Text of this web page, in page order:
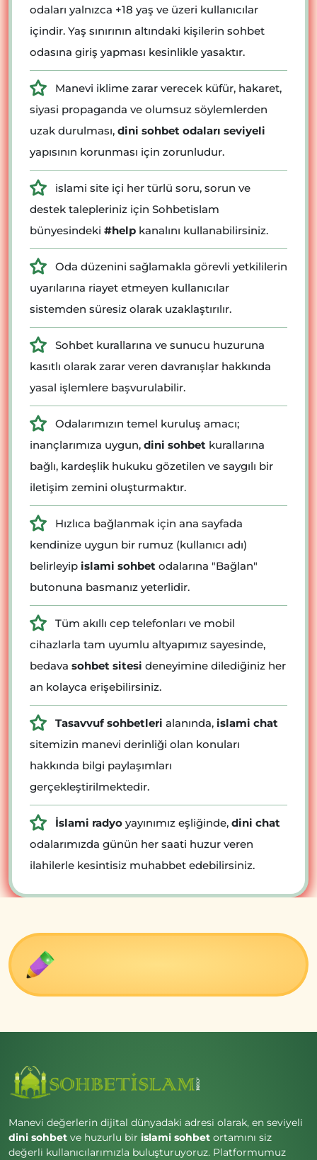
odaları yalnızca +18 yaş ve üzeri kullanıcılar
içindir. Yaş sınırının altındaki kişilerin sohbet
odasına giriş yapması kesinlikle yasaktır.
Manevi iklime zarar verecek küfür, hakaret,
siyasi propaganda ve olumsuz söylemlerden
uzak durulması, dini sohbet odaları seviyeli
yapısının korunması için zorunludur.
islami site içi her türlü soru, sorun ve
destek talepleriniz için Sohbetislam
bünyesindeki #help kanalını kullanabilirsiniz.
Oda düzenini sağlamakla görevli yetkililerin
uyarılarına riayet etmeyen kullanıcılar
sistemden süresiz olarak uzaklaştırılır.
Sohbet kurallarına ve sunucu huzuruna
kasıtlı olarak zarar veren davranışlar hakkında
yasal işlemlere başvurulabilir.
Odalarımızın temel kuruluş amacı;
inançlarımıza uygun, dini sohbet kurallarına
bağlı, kardeşlik hukuku gözetilen ve saygılı bir
iletişim zemini oluşturmaktır.
Hızlıca bağlanmak için ana sayfada
kendinize uygun bir rumuz (kullanıcı adı)
belirleyip islami sohbet odalarına "Bağlan"
butonuna basmanız yeterlidir.
Tüm akıllı cep telefonları ve mobil
cihazlarla tam uyumlu altyapımız sayesinde,
bedava sohbet sitesi deneyimine dilediğiniz her
an kolayca erişebilirsiniz.
Tasavvuf sohbetleri alanında, islami chat
sitemizin manevi derinliği olan konuları
hakkında bilgi paylaşımları
gerçekleştirilmektedir.
İslami radyo yayınımız eşliğinde, dini chat
odalarımızda günün her saati huzur veren
ilahilerle kesintisiz muhabbet edebilirsiniz.
Manevi değerlerin dijital dünyadaki adresi olarak, en seviyeli
dini sohbet ve huzurlu bir islami sohbet ortamını siz
değerli kullanıcılarımızla buluşturuyoruz. Platformumuz